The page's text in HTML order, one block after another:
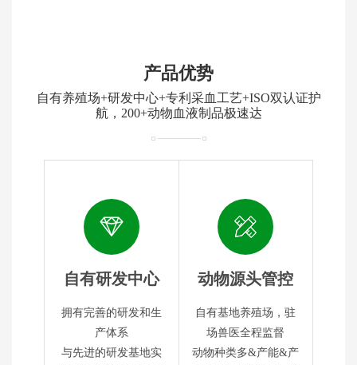
产品优势
自有养殖场+研发中心+专利采血工艺+ISO双认证护
航，200+动物血液制品极速达
自有研发中心
拥有完善的研发和生
产体系
与先进的研发基地实
动物源头管控
自有基地养殖场，驻
场兽医全程监督
动物种类多&产能&产